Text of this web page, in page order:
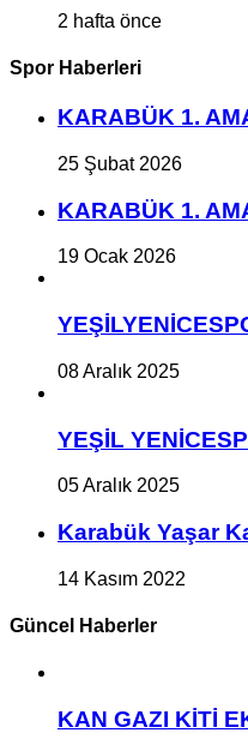
2 hafta önce
Spor Haberleri
KARABÜK 1.
25 Şubat 2026
KARABÜK 1.
19 Ocak 2026
08 Aralık 2025
YEŞİL
05 Aralık 2025
Karabük Yaşar
14 Kasım 2022
Güncel Haberler
KAN GAZI KİTİ